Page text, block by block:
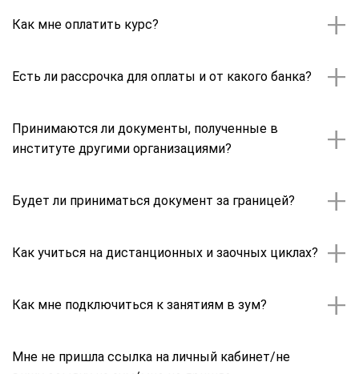
Как мне оплатить курс?
После подтверждения договоренностей об
обучении, менеджеры клиентской службы
далее Вы оплачиваете его через любой
удобный банк.
Есть ли рассрочка для оплаты и от какого банка?
Рассрочка есть на большинство программ
(длительностью более 2х дней), рассрочку
Принимаются ли документы, полученные в
институте другими организациями?
лицензия и все документы вносятся в
Будет ли приниматься документ за границей?
Это необходимо уточнить в стране-
документов об образовании, то диплом
Как учиться на дистанционных и заочных циклах?
Всем, кто впервые проходит обучение –
материала.
Как мне подключиться к занятиям в зум?
Ссылки для подключения к конференциям
Мне не пришла ссылка на личный кабинет/не